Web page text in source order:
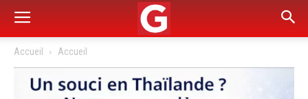
Accueil Accueil